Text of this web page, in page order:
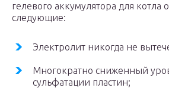
гелевого аккумулятора для котла
следующие:
Электролит никогда не
Многократно сниженный
сульфатации пластин;